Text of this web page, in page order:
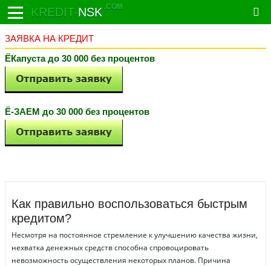
KREDIT-NSK .COM
ЗАЯВКА НА КРЕДИТ
ЁКапуста до 30 000 без процентов
Ё-ЗАЕМ до 30 000 без процентов
Как правильно воспользоваться быстрым
кредитом?
Несмотря на постоянное стремление к улучшению качества жизни,
нехватка денежных средств способна спровоцировать
невозможность осуществления некоторых планов. Причина